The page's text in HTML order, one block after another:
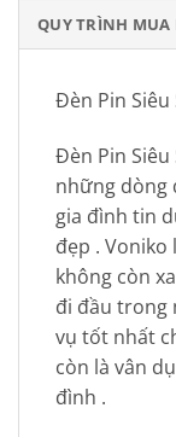
QUY TRÌNH MUA
Đèn Pin Siêu
Đèn Pin Siêu
những dòng
gia đình tin
đẹp .
không còn
đi đầu trong
vụ tốt nhất
còn là vân
đình .